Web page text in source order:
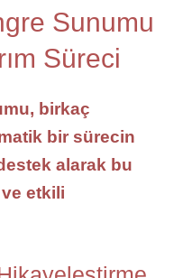
Sunumu
Süreci
birkaç
bir sürecin
alarak bu
etkili